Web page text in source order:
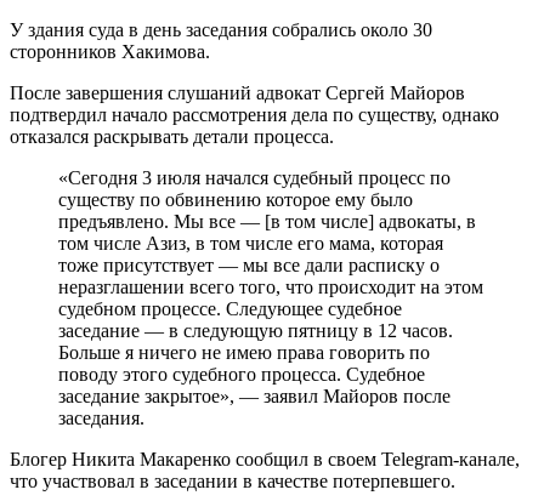
У здания суда в день заседания собрались около 30
сторонников Хакимова.
После завершения слушаний адвокат Сергей Майоров
подтвердил начало рассмотрения дела по существу, однако
отказался раскрывать детали процесса.
«Сегодня 3 июля начался судебный процесс по
существу по обвинению которое ему было
предъявлено. Мы все — [в том числе] адвокаты, в
том числе Азиз, в том числе его мама, которая
тоже присутствует — мы все дали расписку о
неразглашении всего того, что происходит на этом
судебном процессе. Следующее судебное
заседание — в следующую пятницу в 12 часов.
Больше я ничего не имею права говорить по
поводу этого судебного процесса. Судебное
заседание закрытое», — заявил Майоров после
заседания.
Блогер Никита Макаренко сообщил в своем Telegram-канале,
что участвовал в заседании в качестве потерпевшего.